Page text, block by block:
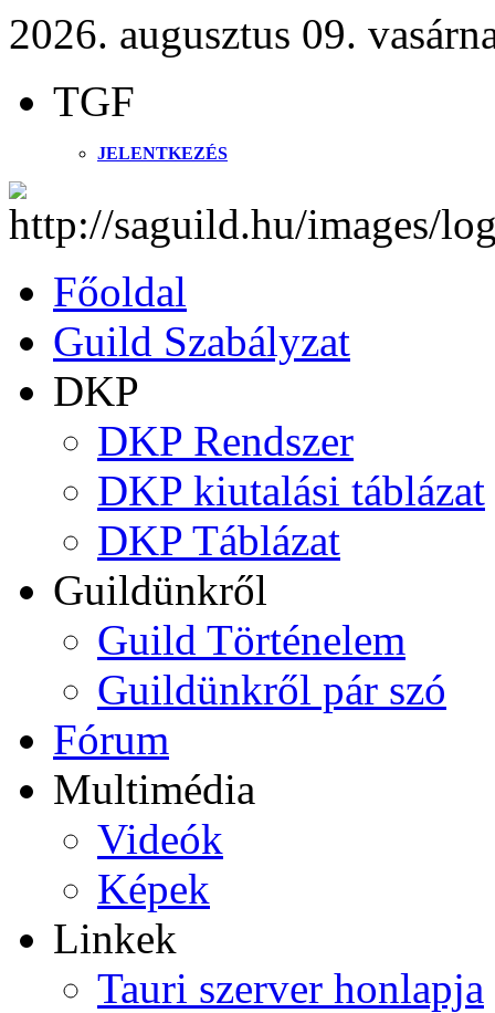
2026. augusztus 09.
TGF
JELENTKEZÉS
Főoldal
Guild Szabályzat
DKP
DKP Rendszer
DKP kiutalási táblázat
DKP Táblázat
Guildünkről
Guild Történelem
Guildünkről pár szó
Fórum
Multimédia
Videók
Képek
Linkek
Tauri szerver honlapja